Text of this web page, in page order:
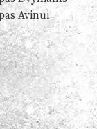
Avinui